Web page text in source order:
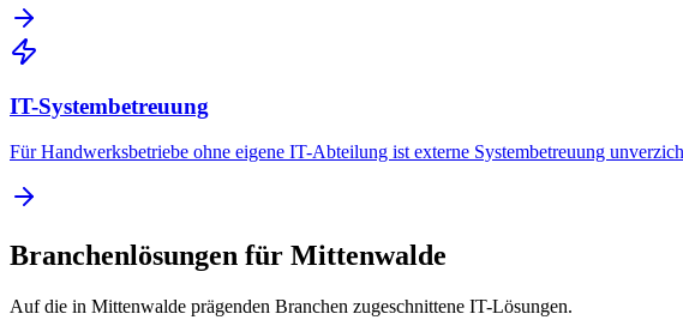
IT-Systembetreuung
Für Handwerksbetriebe ohne eigene IT-Abteilung ist externe Systembetreuung
Branchenlösungen für Mittenwalde
Auf die in Mittenwalde prägenden Branchen zugeschnittene IT-Lösungen.